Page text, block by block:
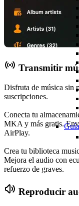
Transmitir
Disfruta de música sin
suscripciones.
Conecta tu
MKA y más gratis.
AirPlay.
Crea tu biblioteca
Mejora el audio con
refuerzo de graves.
Reproducir